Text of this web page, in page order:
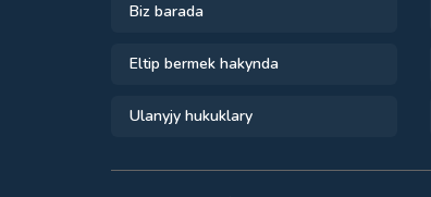
Biz barada
Eltip bermek hakynda
Ulanyjy hukuklary